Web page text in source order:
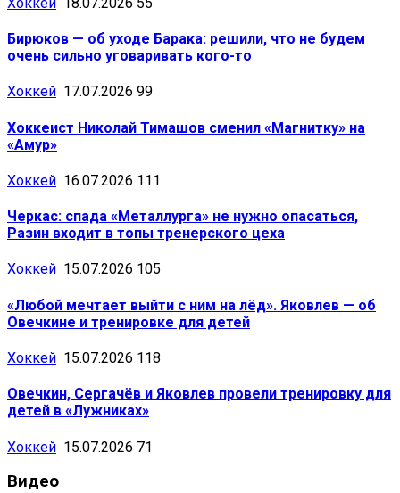
Бирюков — об уходе Барака: решили, что не будем
очень сильно уговаривать кого-то
Хоккей 17.07.2026 99
Хоккеист Николай Тимашов сменил «Магнитку» на
«Амур»
Хоккей 16.07.2026 111
Черкас: спада «Металлурга» не нужно опасаться,
Разин входит в топы тренерского цеха
Хоккей 15.07.2026 105
«Любой мечтает выйти с ним на лёд». Яковлев — об
Овечкине и тренировке для детей
Хоккей 15.07.2026 118
Овечкин, Сергачёв и Яковлев провели тренировку для
детей в «Лужниках»
Хоккей 15.07.2026 71
Видео